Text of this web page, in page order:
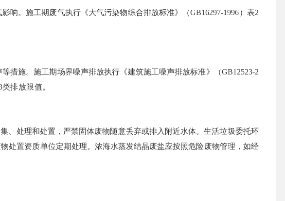
响。施工期废气执行《大气污染物综合排放标准》（GB16297-1996）表2
等措施。施工期场界噪声排放执行《建筑施工噪声排放标准》（GB12523-2
类排放限值。
、处理和处置，严禁固体废物随意丢弃或排入附近水体。生活垃圾委托环
处置资质单位定期处理。 浓海水蒸发结晶废盐应按照危险废物管理， 如经